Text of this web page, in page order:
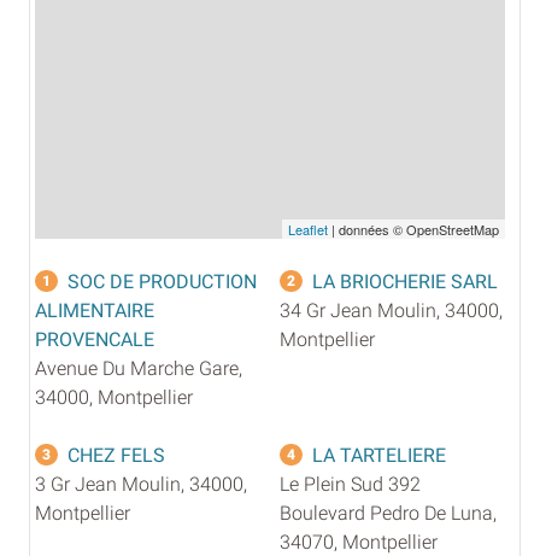
Leaflet | données © OpenStreetMap
1
SOC DE PRODUCTION
ALIMENTAIRE
PROVENCALE
Avenue Du Marche Gare,
34000, Montpellier
2
LA BRIOCHERIE SARL
34 Gr Jean Moulin, 34000,
Montpellier
3
CHEZ FELS
3 Gr Jean Moulin, 34000,
Montpellier
4
LA TARTELIERE
Le Plein Sud 392
Boulevard Pedro De Luna,
34070, Montpellier